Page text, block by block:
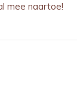
mee naartoe!